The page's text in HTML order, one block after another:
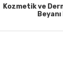
Kozmetik ve